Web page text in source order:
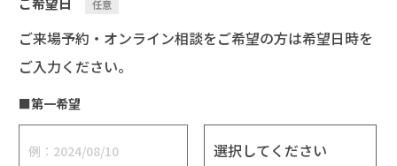
任意
ご来場予約・オンライン相談をご希望の方は希望日時を
ご入力ください。
■第一希望